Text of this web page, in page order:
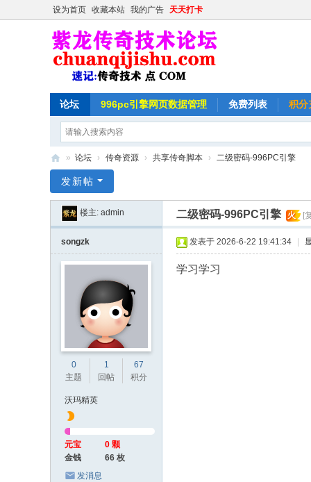
设为首页 收藏本站 我的广告 天天打卡
论坛 996pc引擎网页数据管理 免费列表 积分
龙
» 论坛 › 传奇资源 › 共享传奇脚本 › 二级密码-996PC引擎
发新帖
楼主: admin 二级密码-996PC引擎 火 [
songzk
0
主题
1
回帖
67
积分
沃玛精英
元宝
0 颗
金钱
66 枚
发消息
发表于 2026-6-22 19:41:34
学习学习